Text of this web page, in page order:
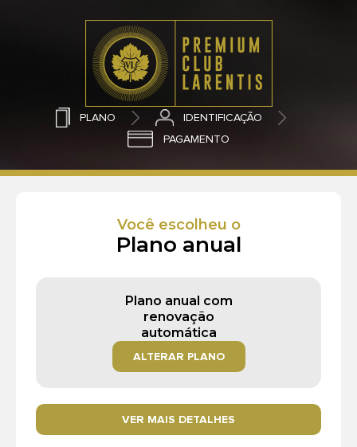
PLANO
IDENTIFICAÇÃO
PAGAMENTO
Você escolheu o
Plano anual
Plano anual com
renovação
automática
ALTERAR PLANO
VER MAIS DETALHES